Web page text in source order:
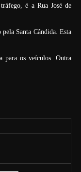
é a Rua José de
Santa Cândida. Esta
para os veículos. Outra